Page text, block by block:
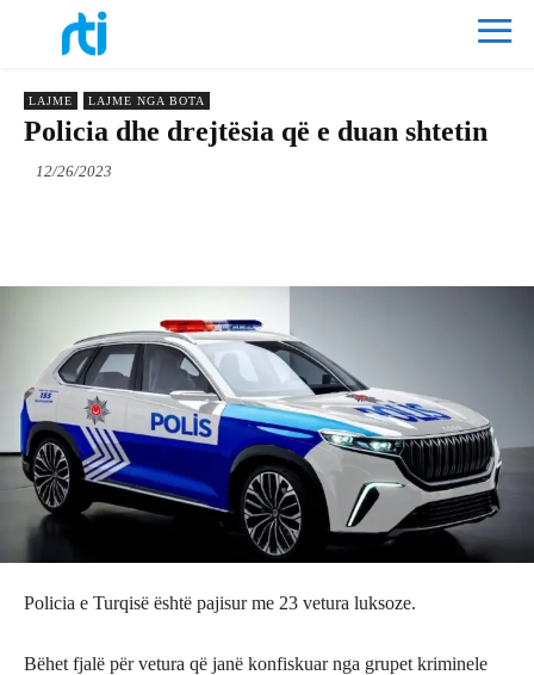
LAJME LAJME NGA BOTA
Policia dhe drejtësia që e duan shtetin
12/26/2023
Policia e Turqisë është pajisur me 23 vetura luksoze.
Bëhet fjalë për vetura që janë konfiskuar nga grupet kriminele